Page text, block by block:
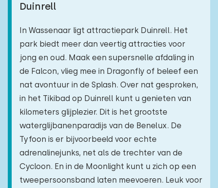
Duinrell
In Wassenaar ligt attractiepark Duinrell. Het
park biedt meer dan veertig attracties voor
jong en oud. Maak een supersnelle afdaling in
de Falcon, vlieg mee in Dragonfly of beleef een
nat avontuur in de Splash. Over nat gesproken,
in het Tikibad op Duinrell kunt u genieten van
kilometers glijplezier. Dit is het grootste
waterglijbanenparadijs van de Benelux. De
Tyfoon is er bijvoorbeeld voor echte
adrenalinejunks, net als de trechter van de
Cycloon. En in de Moonlight kunt u zich op een
tweepersoonsband laten meevoeren. Leuk voor